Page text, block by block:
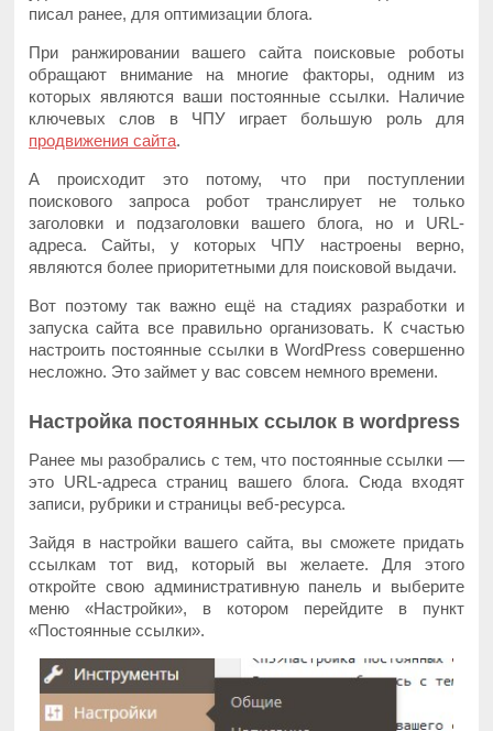
писал ранее, для оптимизации блога.
При ранжировании вашего сайта поисковые роботы
обращают внимание на многие факторы, одним из
которых являются ваши постоянные ссылки. Наличие
ключевых слов в ЧПУ играет большую роль для
продвижения сайта.
А происходит это потому, что при поступлении
поискового запроса робот транслирует не только
заголовки и подзаголовки вашего блога, но и URL-
адреса. Сайты, у которых ЧПУ настроены верно,
являются более приоритетными для поисковой выдачи.
Вот поэтому так важно ещё на стадиях разработки и
запуска сайта все правильно организовать. К счастью
настроить постоянные ссылки в WordPress совершенно
несложно. Это займет у вас совсем немного времени.
Настройка постоянных ссылок в wordpress
Ранее мы разобрались с тем, что постоянные ссылки —
это URL-адреса страниц вашего блога. Сюда входят
записи, рубрики и страницы веб-ресурса.
Зайдя в настройки вашего сайта, вы сможете придать
ссылкам тот вид, который вы желаете. Для этого
откройте свою административную панель и выберите
меню «Настройки», в котором перейдите в пункт
«Постоянные ссылки».